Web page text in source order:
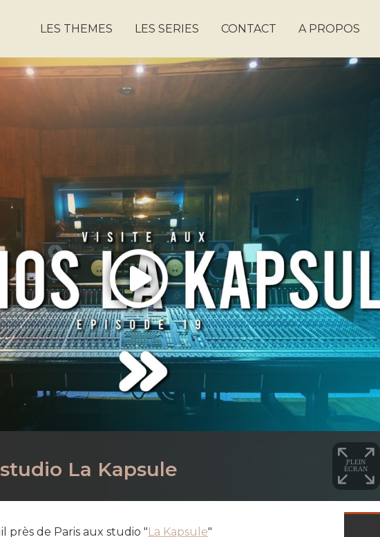
LES THEMES LES SERIES CONTACT A PROPOS
La Kapsule
près de Paris aux studio "La Kapsule"